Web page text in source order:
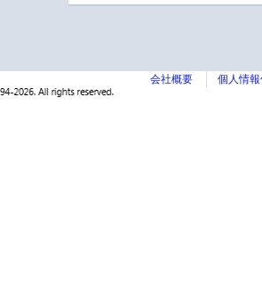
会社概要 個人情